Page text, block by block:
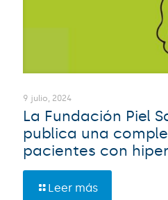
9 julio, 2024
La Fundación Piel
publica una
pacientes con
Leer más